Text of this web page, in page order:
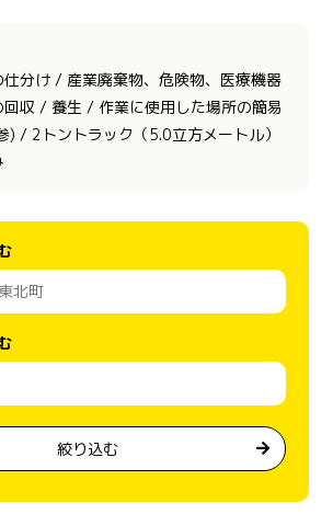
分け / 産業廃棄物、危険物、医療機器
回収 / 養生 / 作業に使用した場所の簡易
) / 2トントラック（5.0立方メートル）
絞り込む